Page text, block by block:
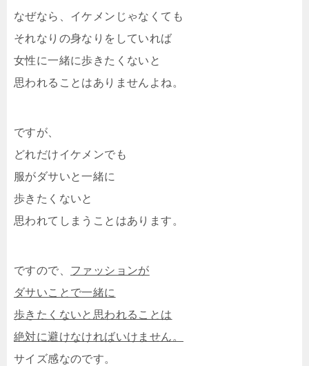
なぜなら、イケメンじゃなくても
それなりの身なりをしていれば
女性に一緒に歩きたくないと
思われることはありませんよね。
ですが、
どれだけイケメンでも
服がダサいと一緒に
歩きたくないと
思われてしまうことはあります。
ですので、 ファッションが
ダサいことで一緒に
歩きたくないと思われることは
絶対に避けなければいけません。
サイズ感なのです。